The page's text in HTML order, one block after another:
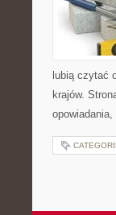
lubią czytać
krajów.